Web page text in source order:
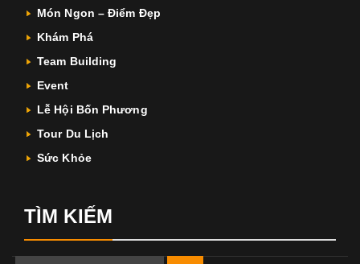
Món Ngon – Điểm Đẹp
Khám Phá
Team Building
Event
Lễ Hội Bốn Phương
Tour Du Lịch
Sức Khỏe
TÌM KIẾM